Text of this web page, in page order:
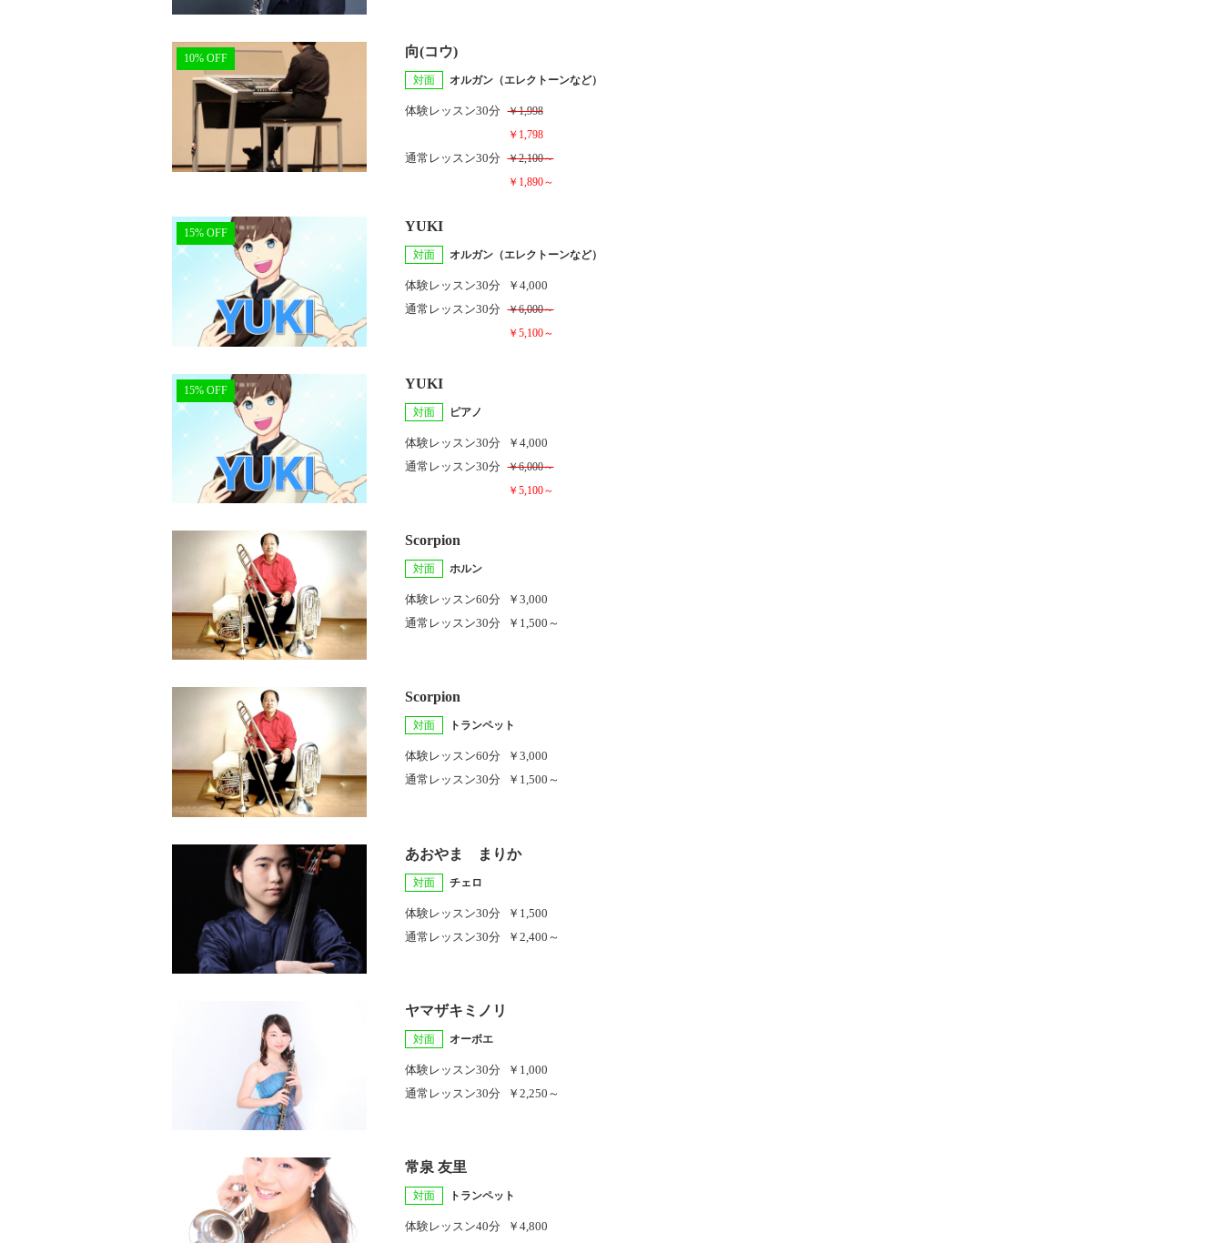
10% OFF 向(コウ)
対面 オルガン（エレクトーンなど）
体験レッスン30分
￥1,998
￥1,798
通常レッスン30分
￥2,100～
￥1,890～
15% OFF YUKI
対面 オルガン（エレクトーンなど）
体験レッスン30分
￥4,000
通常レッスン30分
￥6,000～
￥5,100～
15% OFF YUKI
対面 ピアノ
体験レッスン30分
￥4,000
通常レッスン30分
￥6,000～
￥5,100～
Scorpion
対面 ホルン
体験レッスン60分
￥3,000
通常レッスン30分 ￥1,500～
Scorpion
対面 トランペット
体験レッスン60分
￥3,000
通常レッスン30分 ￥1,500～
あおやま まりか
対面 チェロ
体験レッスン30分
￥1,500
通常レッスン30分 ￥2,400～
ヤマザキミノリ
対面 オーボエ
体験レッスン30分
￥1,000
通常レッスン30分 ￥2,250～
常泉 友里
対面 トランペット
体験レッスン40分 ￥4,800